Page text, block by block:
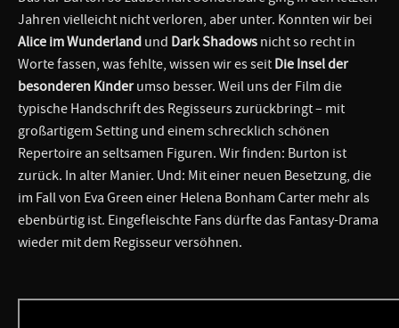
Jahren vielleicht nicht verloren, aber unter. Konnten wir bei
Alice im Wunderland und Dark Shadows nicht so recht in
Worte fassen, was fehlte, wissen wir es seit Die Insel der
besonderen Kinderumso besser. Weil uns der Film die
typische Handschrift des Regisseurs zurückbringt – mit
großartigem Setting und einem schrecklich schönen
Repertoire an seltsamen Figuren. Wir finden: Burton ist
zurück. In alter Manier. Und: Mit einer neuen Besetzung, die
im Fall von Eva Green einer Helena Bonham Carter mehr als
ebenbürtig ist. Eingefleischte Fans dürfte das Fantasy-Drama
wieder mit dem Regisseur versöhnen.